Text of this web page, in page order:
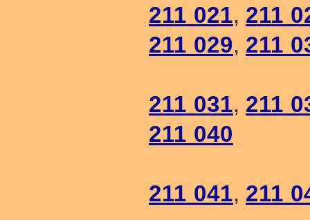
211 021, 211
211 029, 211
211 031, 211
211 040
211 041, 211